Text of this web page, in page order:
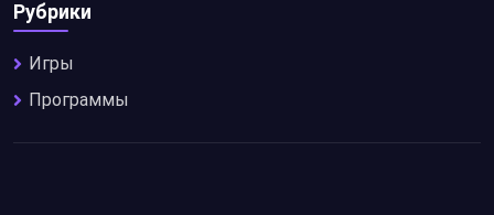
Рубрики
Игры
Программы